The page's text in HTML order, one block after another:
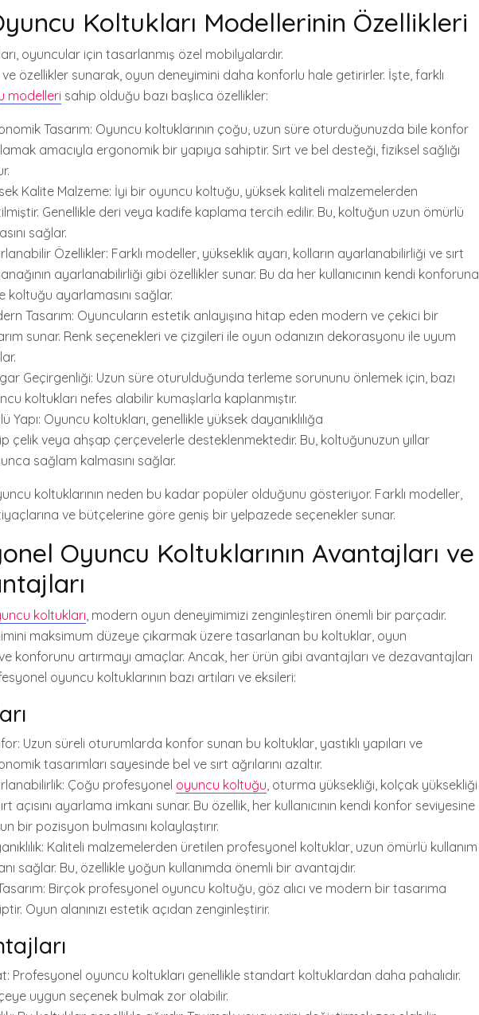
Koltukları Modellerinin Özellikleri
oyuncular için tasarlanmış özel mobilyalardır.
ve özellikler sunarak, oyun deneyimini daha konforlu hale getirirler. İşte, farklı
modelleri sahip olduğu bazı başlıca özellikler:
Tasarım: Oyuncu koltuklarının çoğu, uzun süre oturduğunuzda bile konfor
amacıyla ergonomik bir yapıya sahiptir. Sırt ve bel desteği, fiziksel sağlığı
Kalite Malzeme: İyi bir oyuncu koltuğu, yüksek kaliteli malzemelerden
Genellikle deri veya kadife kaplama tercih edilir. Bu, koltuğun uzun ömürlü
sağlar.
Özellikler: Farklı modeller, yükseklik ayarı, kolların ayarlanabilirliği ve sırt
ayarlanabilirliği gibi özellikler sunar. Bu da her kullanıcının kendi konforuna
koltuğu ayarlamasını sağlar.
Tasarım: Oyuncuların estetik anlayışına hitap eden modern ve çekici bir
sunar. Renk seçenekleri ve çizgileri ile oyun odanızın dekorasyonu ile uyum
Geçirgenliği: Uzun süre oturulduğunda terleme sorununu önlemek için, bazı
koltukları nefes alabilir kumaşlarla kaplanmıştır.
Yapı: Oyuncu koltukları, genellikle yüksek dayanıklılığa
çelik veya ahşap çerçevelerle desteklenmektedir. Bu, koltuğunuzun yıllar
sağlam kalmasını sağlar.
koltuklarının neden bu kadar popüler olduğunu gösteriyor. Farklı modeller,
ve bütçelerine göre geniş bir yelpazede seçenekler sunar.
Oyuncu Koltuklarının Avantajları ve
koltukları, modern oyun deneyimimizi zenginleştiren önemli bir parçadır.
maksimum düzeye çıkarmak üzere tasarlanan bu koltuklar, oyun
konforunu artırmayı amaçlar. Ancak, her ürün gibi avantajları ve dezavantajları
oyuncu koltuklarının bazı artıları ve eksileri:
Uzun süreli oturumlarda konfor sunan bu koltuklar, yastıklı yapıları ve
tasarımları sayesinde bel ve sırt ağrılarını azaltır.
Çoğu profesyonel oyuncu koltuğu, oturma yüksekliği, kolçak yüksekliği
açısını ayarlama imkanı sunar. Bu özellik, her kullanıcının kendi konfor seviyesine
bir pozisyon bulmasını kolaylaştırır.
Kaliteli malzemelerden üretilen profesyonel koltuklar, uzun ömürlü kullanım
sağlar. Bu, özellikle yoğun kullanımda önemli bir avantajdır.
Birçok profesyonel oyuncu koltuğu, göz alıcı ve modern bir tasarıma
Oyun alanınızı estetik açıdan zenginleştirir.
Profesyonel oyuncu koltukları genellikle standart koltuklardan daha pahalıdır.
uygun seçenek bulmak zor olabilir.